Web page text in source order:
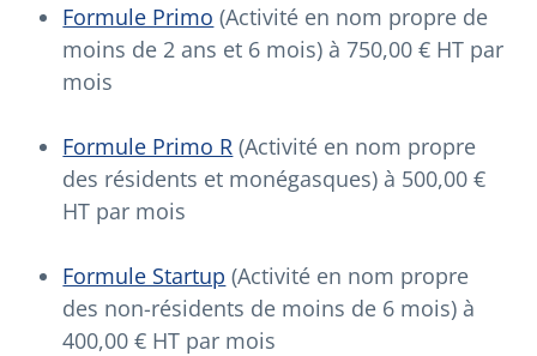
Formule Primo (Activité en nom propre de
moins de 2 ans et 6 mois) à 750,00 € HT par
mois
Formule Primo R (Activité en nom propre
des résidents et monégasques) à 500,00 €
HT par mois
Formule Startup (Activité en nom propre
des non-résidents de moins de 6 mois) à
400,00 € HT par mois